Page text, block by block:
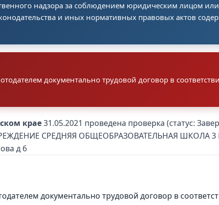
надзора за соблюдением юридическим лицом
и иных нормативных правовых актов
документально трудовой договор в
крае31.05.2021 проведена проверка (статус:
СРЕДНЯЯ ОБЩЕОБРАЗОВАТЕЛЬНАЯ ШКОЛА 3
д 6
документально трудовой договор в